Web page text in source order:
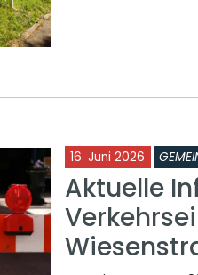
16. Juni 2026
Aktuelle